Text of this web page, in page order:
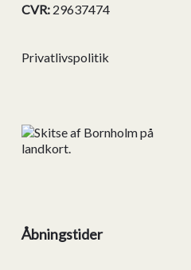
CVR:29637474
Privatlivspolitik
Åbningstider